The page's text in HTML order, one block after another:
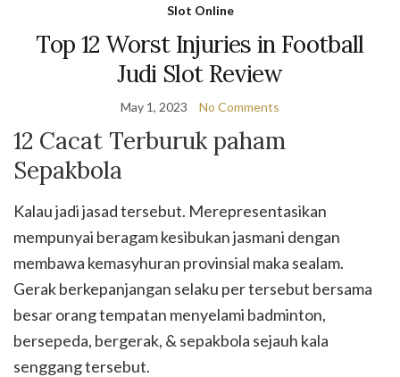
Slot Online
Top 12 Worst Injuries in Football
Judi Slot Review
May 1, 2023 No Comments
12 Cacat Terburuk paham
Sepakbola
Kalau jadi jasad tersebut. Merepresentasikan
mempunyai beragam kesibukan jasmani dengan
membawa kemasyhuran provinsial maka sealam.
Gerak berkepanjangan selaku per tersebut bersama
besar orang tempatan menyelami badminton,
bersepeda, bergerak, & sepakbola sejauh kala
senggang tersebut.